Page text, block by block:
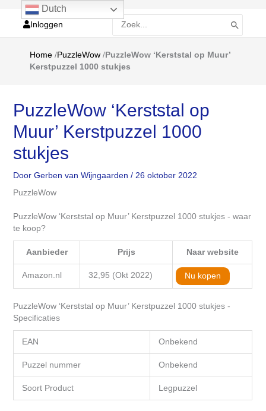
Inloggen
Zoeken
naar:
Home /PuzzleWow / PuzzleWow ‘Kerststal op Muur’
Kerstpuzzel 1000 stukjes
PuzzleWow ‘Kerststal op
Muur’ Kerstpuzzel 1000
stukjes
DoorGerben van Wijngaarden/ 26 oktober 2022
PuzzleWow
PuzzleWow ‘Kerststal op Muur’ Kerstpuzzel 1000 stukjes - waar
te koop?
Aanbieder Prijs Naar website
Amazon.nl 32,95 (Okt 2022) Nu kopen
PuzzleWow ‘Kerststal op Muur’ Kerstpuzzel 1000 stukjes -
Specificaties
EAN Onbekend
Puzzel nummer Onbekend
Soort Product Legpuzzel
Dutch